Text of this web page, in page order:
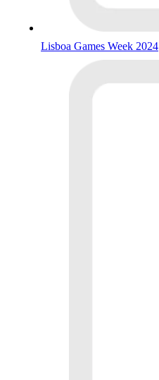
Lisboa Games Week 2024